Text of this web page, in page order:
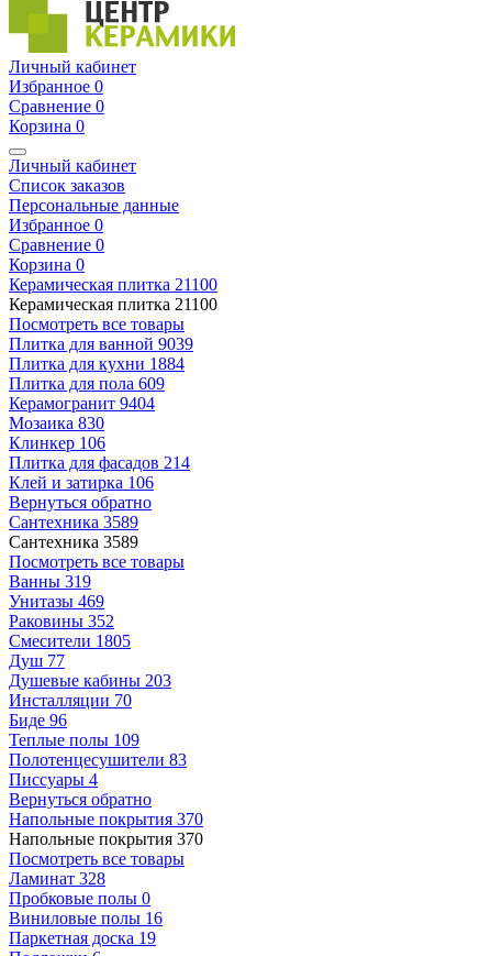
Личный кабинет
Избранное 0
Сравнение 0
Корзина 0
Личный кабинет
Список заказов
Персональные данные
Избранное 0
Сравнение 0
Корзина 0
Керамическая плитка 21100
Керамическая плитка 21100
Посмотреть все товары
Плитка для ванной 9039
Плитка для кухни 1884
Плитка для пола 609
Керамогранит 9404
Мозаика 830
Клинкер 106
Плитка для фасадов 214
Клей и затирка 106
Вернуться обратно
Сантехника 3589
Сантехника 3589
Посмотреть все товары
Ванны 319
Унитазы 469
Раковины 352
Смесители 1805
Душ 77
Душевые кабины 203
Инсталляции 70
Биде 96
Теплые полы 109
Полотенцесушители 83
Писсуары 4
Вернуться обратно
Напольные покрытия 370
Напольные покрытия 370
Посмотреть все товары
Ламинат 328
Пробковые полы 0
Виниловые полы 16
Паркетная доска 19